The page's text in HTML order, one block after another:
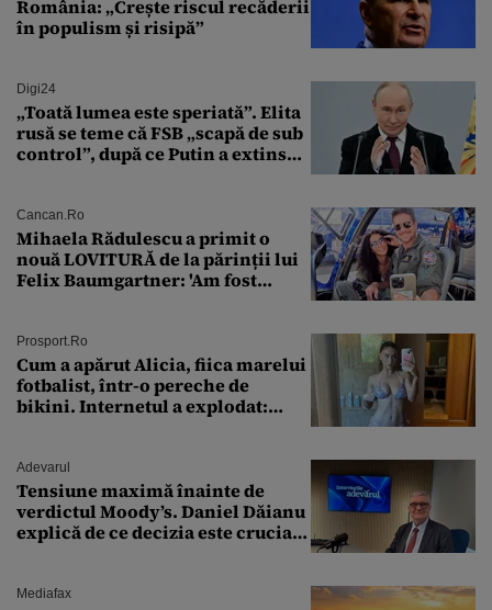
România: „Crește riscul recăderii
în populism și risipă”
Digi24
„Toată lumea este speriată”. Elita
rusă se teme că FSB „scapă de sub
control”, după ce Putin a extins
Cancan.ro
Mihaela Rădulescu a primit o
nouă LOVITURĂ de la părinții lui
Felix Baumgartner: 'Am fost
Prosport.ro
Cum a apărut Alicia, fiica marelui
fotbalist, într-o pereche de
bikini. Internetul a explodat:
Adevarul
Tensiune maximă înainte de
verdictul Moody’s. Daniel Dăianu
explică de ce decizia este crucială
Mediafax